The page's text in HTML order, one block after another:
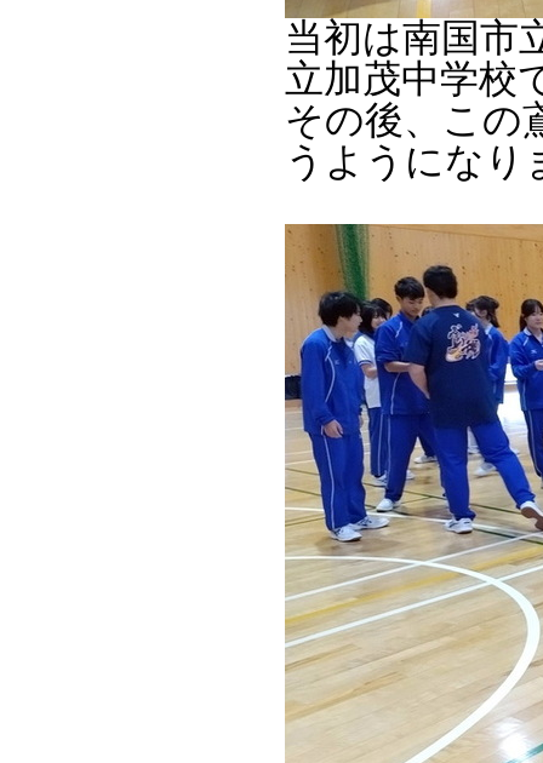
当初は南国市
立加茂中学校
その後、この
うようになり